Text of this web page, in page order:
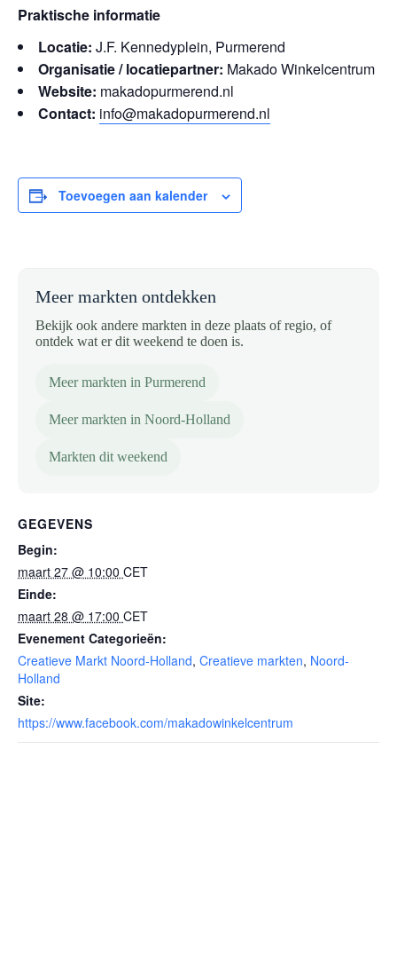
Praktische informatie
Locatie: J.F. Kennedyplein, Purmerend
Organisatie / locatiepartner: Makado Winkelcentrum
Website: makadopurmerend.nl
Contact: info@makadopurmerend.nl
Toevoegen aan kalender
Meer markten ontdekken
Bekijk ook andere markten in deze plaats of regio, of
ontdek wat er dit weekend te doen is.
Meer markten in Purmerend
Meer markten in Noord-Holland
Markten dit weekend
GEGEVENS
Begin:
maart 27 @ 10:00 CET
Einde:
maart 28 @ 17:00 CET
Evenement Categorieën:
Creatieve Markt Noord-Holland, Creatieve markten, Noord-
Holland
Site:
https://www.facebook.com/makadowinkelcentrum